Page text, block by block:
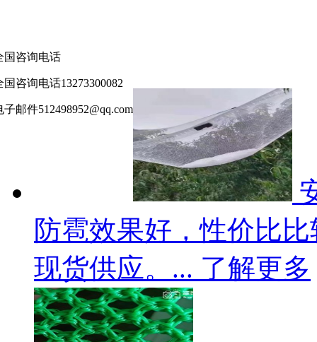
国咨询电话
国咨询电话13273300082
子邮件512498952@qq.com
防雹效果好，性价比
现货供应。... 了解更多